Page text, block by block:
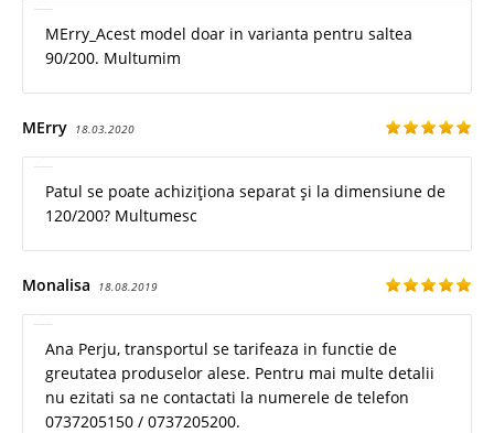
MErry_Acest model doar in varianta pentru saltea
90/200. Multumim
MErry 18.03.2020
Patul se poate achiziționa separat și la dimensiune de
120/200? Multumesc
Monalisa 18.08.2019
Ana Perju, transportul se tarifeaza in functie de
greutatea produselor alese. Pentru mai multe detalii
nu ezitati sa ne contactati la numerele de telefon
0737205150 / 0737205200.